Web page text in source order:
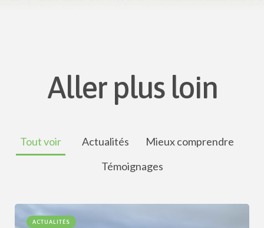
Aller plus loin
Tout voir Actualités
Mieux comprendre
Témoignages
ACTUALITÉS